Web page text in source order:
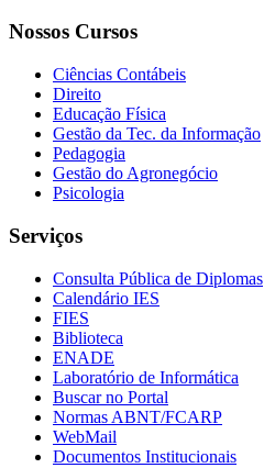
Nossos Cursos
Ciências Contábeis
Direito
Educação Física
Gestão da Tec. da Informação
Pedagogia
Gestão do Agronegócio
Psicologia
Serviços
Consulta Pública de Diplomas
Calendário IES
FIES
Biblioteca
ENADE
Laboratório de Informática
Buscar no Portal
Normas ABNT/FCARP
WebMail
Documentos Institucionais